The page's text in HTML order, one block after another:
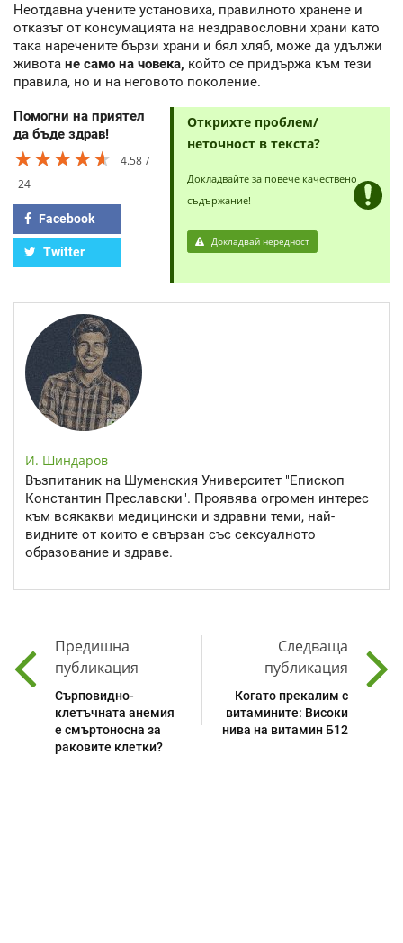
Неотдавна учените установиха, правилното хранене и
отказът от консумацията на нездравословни храни като
така наречените бързи храни и бял хляб, може да удължи
живота не само на човека, който се придържа към тези
правила, но и на неговото поколение.
Помогни на приятел
да бъде здрав!
★★★★★
★★★★★
★★★★★
4.58
24
Facebook
Twitter
Открихте проблем/
неточност в текста?
Докладвайте за повече качествено
съдържание!
Докладвай нередност
И. Шиндаров
Възпитаник на Шуменския Университет "Епископ
Константин Преславски". Проявява огромен интерес
към всякакви медицински и здравни теми, най-
видните от които е свързан със сексуалното
образование и здраве.
Предишна
публикация
Сърповидно-
клетъчната анемия
е смъртоносна за
раковите клетки?
Следваща
публикация
Когато прекалим с
витамините: Високи
нива на витамин Б12